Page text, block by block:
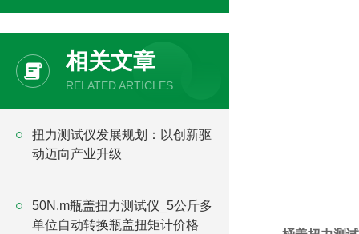
相关文章
RELATED ARTICLES
​扭力测试仪发展规划：以创新驱
动迈向产业升级
50N.m瓶盖扭力测试仪_5公斤多
单位自动转换瓶盖扭矩计价格